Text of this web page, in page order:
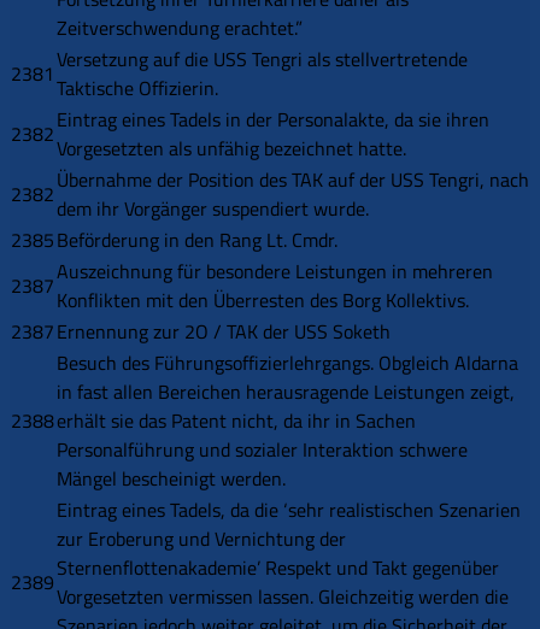
Zeitverschwendung erachtet.”
2381Versetzung auf die USS Tengri als stellvertretende
Taktische Offizierin.
2382Eintrag eines Tadels in der Personalakte, da sie ihren
Vorgesetzten als unfähig bezeichnet hatte.
2382Übernahme der Position des TAK auf der USS Tengri, nach
dem ihr Vorgänger suspendiert wurde.
2385Beförderung in den Rang Lt. Cmdr.
2387Auszeichnung für besondere Leistungen in mehreren
Konflikten mit den Überresten des Borg Kollektivs.
2387Ernennung zur 2O / TAK der USS Soketh
2388
Besuch des Führungsoffizierlehrgangs. Obgleich Aldarna
in fast allen Bereichen herausragende Leistungen zeigt,
erhält sie das Patent nicht, da ihr in Sachen
Personalführung und sozialer Interaktion schwere
Mängel bescheinigt werden.
2389
Eintrag eines Tadels, da die ‘sehr realistischen Szenarien
zur Eroberung und Vernichtung der
Sternenflottenakademie’ Respekt und Takt gegenüber
Vorgesetzten vermissen lassen. Gleichzeitig werden die